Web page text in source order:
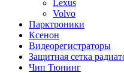
Lexus
Volvo
Парктроники
Ксенон
Видеорегистраторы
Защитная сетка
Чип Тюнинг